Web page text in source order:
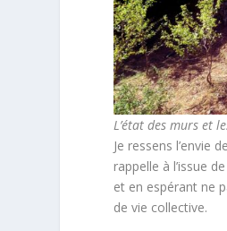
L’état des murs et
Je ressens l’envie
rappelle à l’issue
et en espérant ne
de vie collective.